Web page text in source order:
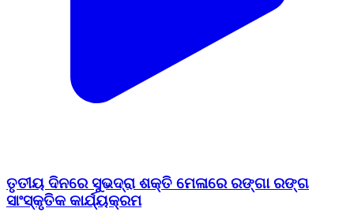
ତୃତୀୟ ଦିନରେ ସୁଭଦ୍ରା ଶକ୍ତି ମେଳାରେ ରଙ୍ଗା ରଙ୍ଗ
ସାଂସ୍କୃତିକ କାର୍ଯ୍ୟକ୍ରମ